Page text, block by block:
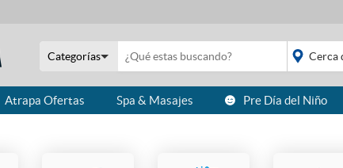
Categorías
Atrapa Ofertas Spa & Masajes Pre Día del Niño